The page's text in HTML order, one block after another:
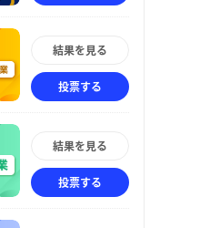
結果を見る
投票する
結果を見る
投票する